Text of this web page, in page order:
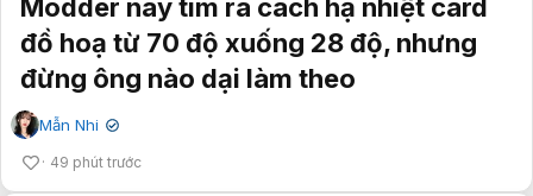
Modder này tìm ra cách hạ nhiệt card
đồ hoạ từ 70 độ xuống 28 độ, nhưng
đừng ông nào dại làm theo
Mẫn Nhi ✔
49 phút trước